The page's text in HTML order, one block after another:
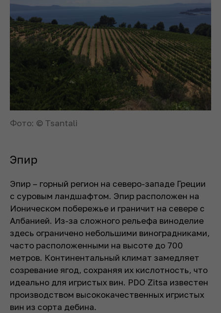
Фото: © Tsantali
Эпир
Эпир – горный регион на северо-западе Греции
с суровым ландшафтом. Эпир расположен на
Ионическом побережье и граничит на севере с
Албанией. Из-за сложного рельефа виноделие
здесь ограничено небольшими виноградниками,
часто расположенными на высоте до 700
метров. Континентальный климат замедляет
созревание ягод, сохраняя их кислотность, что
идеально для игристых вин. PDO Zitsa известен
производством высококачественных игристых
вин из сорта дебина.